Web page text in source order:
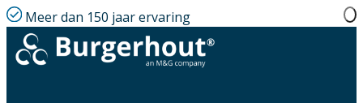
Meer dan 150 jaar ervaring